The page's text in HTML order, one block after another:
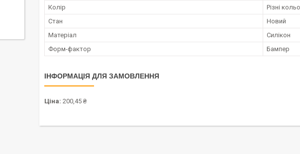
Колір
Різні
Стан
Новий
Матеріал
Силікон
Форм-фактор
Бампер
ІНФОРМАЦІЯ ДЛЯ ЗАМОВЛЕННЯ
Ціна: 200,45 ₴